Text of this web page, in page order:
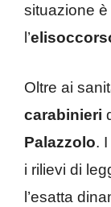
situazione
l’
Oltre ai
carabinieri
Palazzolo.
i rilievi di
l’esatta